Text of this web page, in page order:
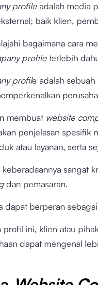
profile adalah media
baik klien,
bagaimana cara
profileterlebih
profile adalah
membuat website
penjelasan spesifik
atau layanan, serta
sangat
dan pemasaran.
dapat berperan
profil ini, klien atau
dapat mengenal